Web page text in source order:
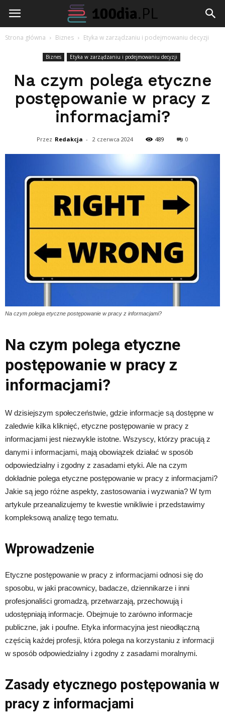
100dia.pl
Strona główna Biznes Etyka w zarządzaniu i podejmowaniu decyzji
Biznes Etyka w zarządzaniu i podejmowaniu decyzji
Na czym polega etyczne
postępowanie w pracy z
informacjami?
Przez Redakcja - 2 czerwca 2024 489 0
Na czym polega etyczne postępowanie w pracy z informacjami?
Na czym polega etyczne
postępowanie w pracy z
informacjami?
W dzisiejszym społeczeństwie, gdzie informacje są dostępne w
zaledwie kilka kliknięć, etyczne postępowanie w pracy z
informacjami jest niezwykle istotne. Wszyscy, którzy pracują z
danymi i informacjami, mają obowiązek działać w sposób
odpowiedzialny i zgodny z zasadami etyki. Ale na czym
dokładnie polega etyczne postępowanie w pracy z informacjami?
Jakie są jego różne aspekty, zastosowania i wyzwania? W tym
artykule przeanalizujemy te kwestie wnikliwie i przedstawimy
kompleksową analizę tego tematu.
Wprowadzenie
Etyczne postępowanie w pracy z informacjami odnosi się do
sposobu, w jaki pracownicy, badacze, dziennikarze i inni
profesjonaliści gromadzą, przetwarzają, przechowują i
udostępniają informacje. Obejmuje to zarówno informacje
publiczne, jak i poufne. Etyka informacyjna jest nieodłączną
częścią każdej profesji, która polega na korzystaniu z informacji
w sposób odpowiedzialny i zgodny z zasadami moralnymi.
Zasady etycznego postępowania w
pracy z informacjami